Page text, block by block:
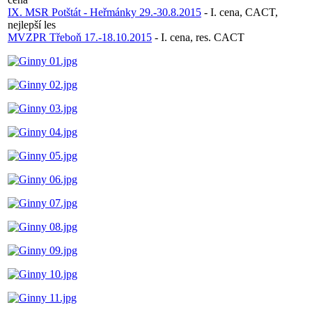
IX. MSR Potštát - Heřmánky 29.-30.8.2015 - I. cena, CACT,
nejlepší les
MVZPR Třeboň 17.-18.10.2015 - I. cena, res. CACT